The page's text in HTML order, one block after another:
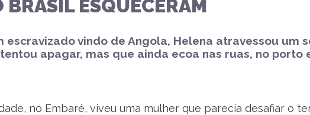
BRASIL ESQUECERAM
escravizado vindo de Angola, Helena atravessou um
apagar, mas que ainda ecoa nas ruas, no
no Embaré, viveu uma mulher que parecia desafiar o